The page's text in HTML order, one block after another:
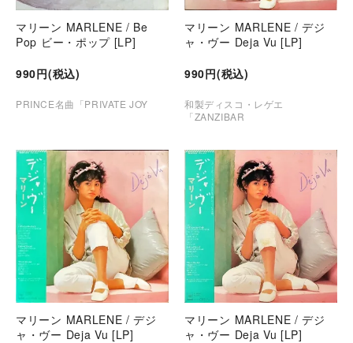
マリーン MARLENE / Be
Pop ビー・ポップ [LP]
990円(税込)
PRINCE名曲「PRIVATE JOY
マリーン MARLENE / デジ
ャ・ヴー Deja Vu [LP]
990円(税込)
和製ディスコ・レゲエ
「ZANZIBAR
マリーン MARLENE / デジ
ャ・ヴー Deja Vu [LP]
マリーン MARLENE / デジ
ャ・ヴー Deja Vu [LP]